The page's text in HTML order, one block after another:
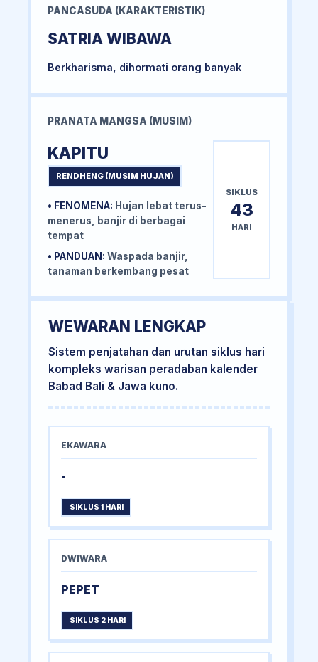
PANCASUDA (KARAKTERISTIK)
SATRIA WIBAWA
Berkharisma, dihormati orang banyak
PRANATA MANGSA (MUSIM)
KAPITU
RENDHENG (MUSIM HUJAN)
• FENOMENA: Hujan lebat terus-
menerus, banjir di berbagai
tempat
• PANDUAN: Waspada banjir,
tanaman berkembang pesat
SIKLUS
43
HARI
WEWARAN LENGKAP
Sistem penjatahan dan urutan siklus hari
kompleks warisan peradaban kalender
Babad Bali & Jawa kuno.
EKAWARA
-
SIKLUS 1 HARI
DWIWARA
PEPET
SIKLUS 2 HARI